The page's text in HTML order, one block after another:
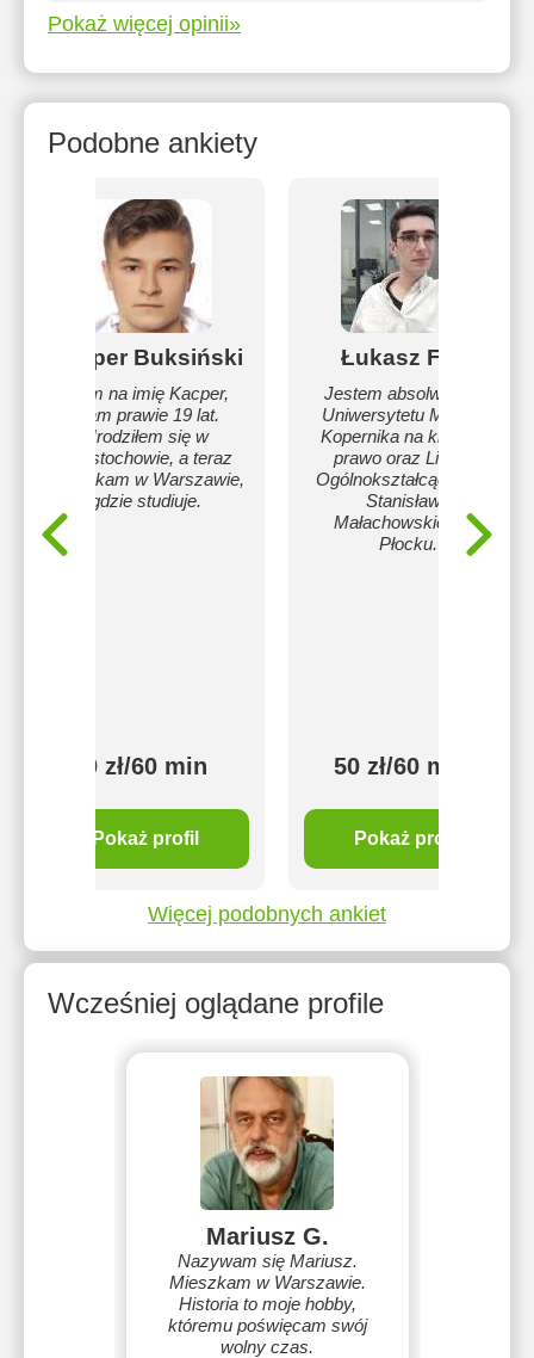
Pokaż więcej opinii»
Podobne ankiety
Kacper Buksiński
Mam na imię Kacper,
mam prawie 19 lat.
Urodziłem się w
Częstochowie, a teraz
mieszkam w Warszawie,
gdzie studiuje.
60 zł/60 min
Pokaż profil
Łukasz Fiuk
Jestem absolwentem
Uniwersytetu Mikołaja
Kopernika na kierunku
prawo oraz Liceum
Ogólnokształcącego im
Stanisława
Małachowskiego w
Płocku.
50 zł/60 min
Pokaż profil
Więcej podobnych ankiet
Wcześniej oglądane profile
Mariusz G.
Nazywam się Mariusz.
Mieszkam w Warszawie.
Historia to moje hobby,
któremu poświęcam swój
wolny czas.